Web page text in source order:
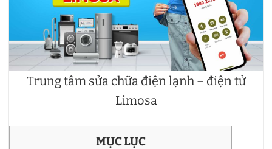
Trung tâm sửa chữa điện lạnh – điện tử
Limosa
MỤC LỤC